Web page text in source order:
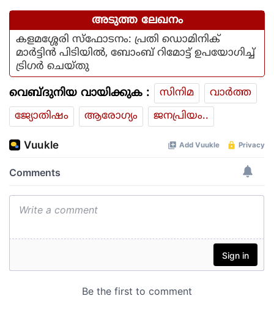
അടുത്ത ലേഖനം
കളമശ്ശേരി സ്‌ഫോടനം: പ്രതി ഡൊമിനിക്
മാര്‍ട്ടിന്‍ പിടിയില്‍, ബോംബ് റിമോട്ട് ഉപയോഗിച്ച്
ട്രിഗര്‍ ചെയ്തു
വെബ്ദുനിയ വായിക്കുക : സിനിമ
വാര്‍ത്ത
ജ്യോതിഷം
ആരോഗ്യം ജനപ്രിയം..